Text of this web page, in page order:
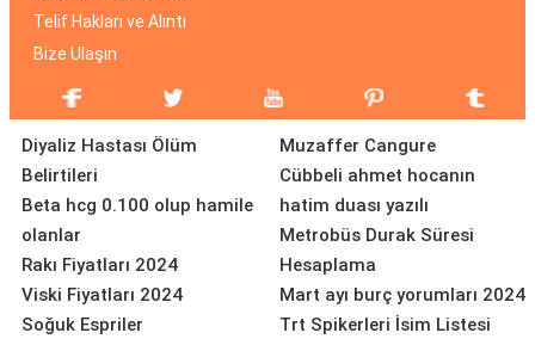
Telif Hakları ve Alıntı
Bize Ulaşın
Diyaliz Hastası Ölüm
Belirtileri
Beta hcg 0.100 olup hamile
olanlar
Rakı Fiyatları 2024
Viski Fiyatları 2024
Soğuk Espriler
Muzaffer Cangure
Cübbeli ahmet hocanın
hatim duası yazılı
Metrobüs Durak Süresi
Hesaplama
Mart ayı burç yorumları 2024
Trt Spikerleri İsim Listesi